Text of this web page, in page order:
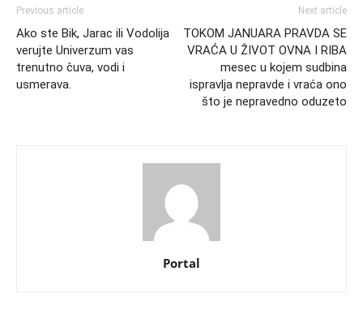
Previous article
Ako ste Bik, Jarac ili Vodolija
verujte Univerzum vas
trenutno čuva, vodi i
usmerava.
Next article
TOKOM JANUARA PRAVDA SE
VRAĆA U ŽIVOT OVNA I RIBA
mesec u kojem sudbina
ispravlja nepravde i vraća ono
što je nepravedno oduzeto
Portal